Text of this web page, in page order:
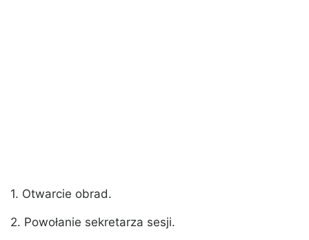
1. Otwarcie obrad.
2. Powołanie sekretarza sesji.